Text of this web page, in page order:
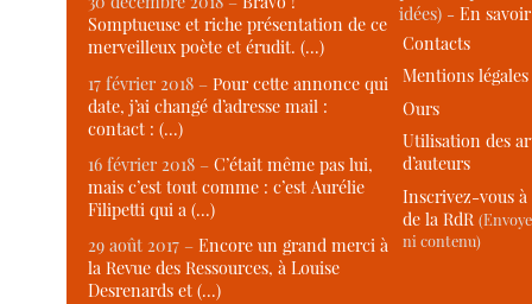
Somptueuse et riche présentation de ce
merveilleux poète et érudit. (…)
17 février 2018 –Pour cette annonce qui
date, j’ai changé d’adresse mail :
contact : (…)
16 février 2018 –C’était même pas lui,
mais c’est tout comme : c’est Aurélie
Filipetti qui a (…)
29 août 2017 –Encore un grand merci à
la Revue des Ressources, à Louise
Desrenards et (…)
idées) -En
Contacts
Mentions légales
Ours
Utilisation des
d’auteurs
Inscrivez-vous
de la RdR
ni contenu)